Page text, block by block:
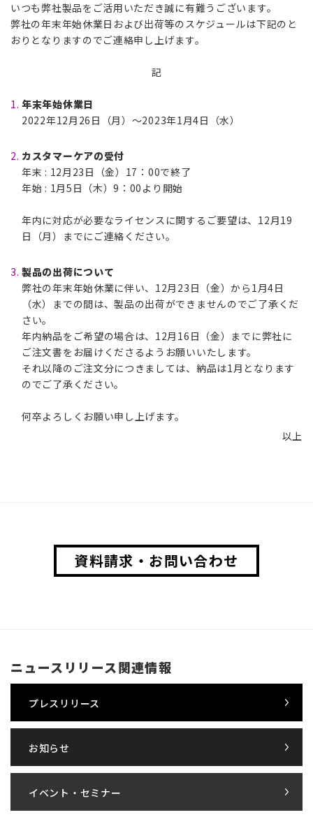
いつも弊社製品をご活用いただき誠に有難うございます。
弊社の年末年始休業日および出荷等のスケジュールは下記のと
おりとなりますのでご連絡申し上げます。
記
年末年始休業日
2022年12月26日（月）～2023年1月4日（水）
カスタマーケアの受付
年末 : 12月23日（金）17：00で終了
年始 : 1月5日（木）9：00より開始
年内に対応が必要なライセンスに関するご要望は、12月19
日（月）までにご連絡ください。
製品の出荷について
弊社の年末年始休業に伴い、12月23日（金）から1月4日
（水）までの間は、製品の出荷ができませんのでご了承くだ
さい。
年内納品をご希望の場合は、12月16日（金）までに弊社に
ご注文書をお届けくださるようお願いいたします。
それ以降のご注文分につきましては、納品は1月となります
のでご了承ください。
何卒よろしくお願い申し上げます。
以上
資料請求・お問い合わせ
ニュースリリース関連情報
プレスリリース
お知らせ
イベント・セミナー